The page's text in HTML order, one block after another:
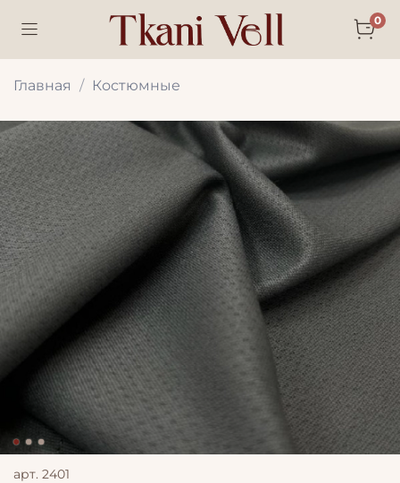
0
Главная Костюмные
арт. 2401